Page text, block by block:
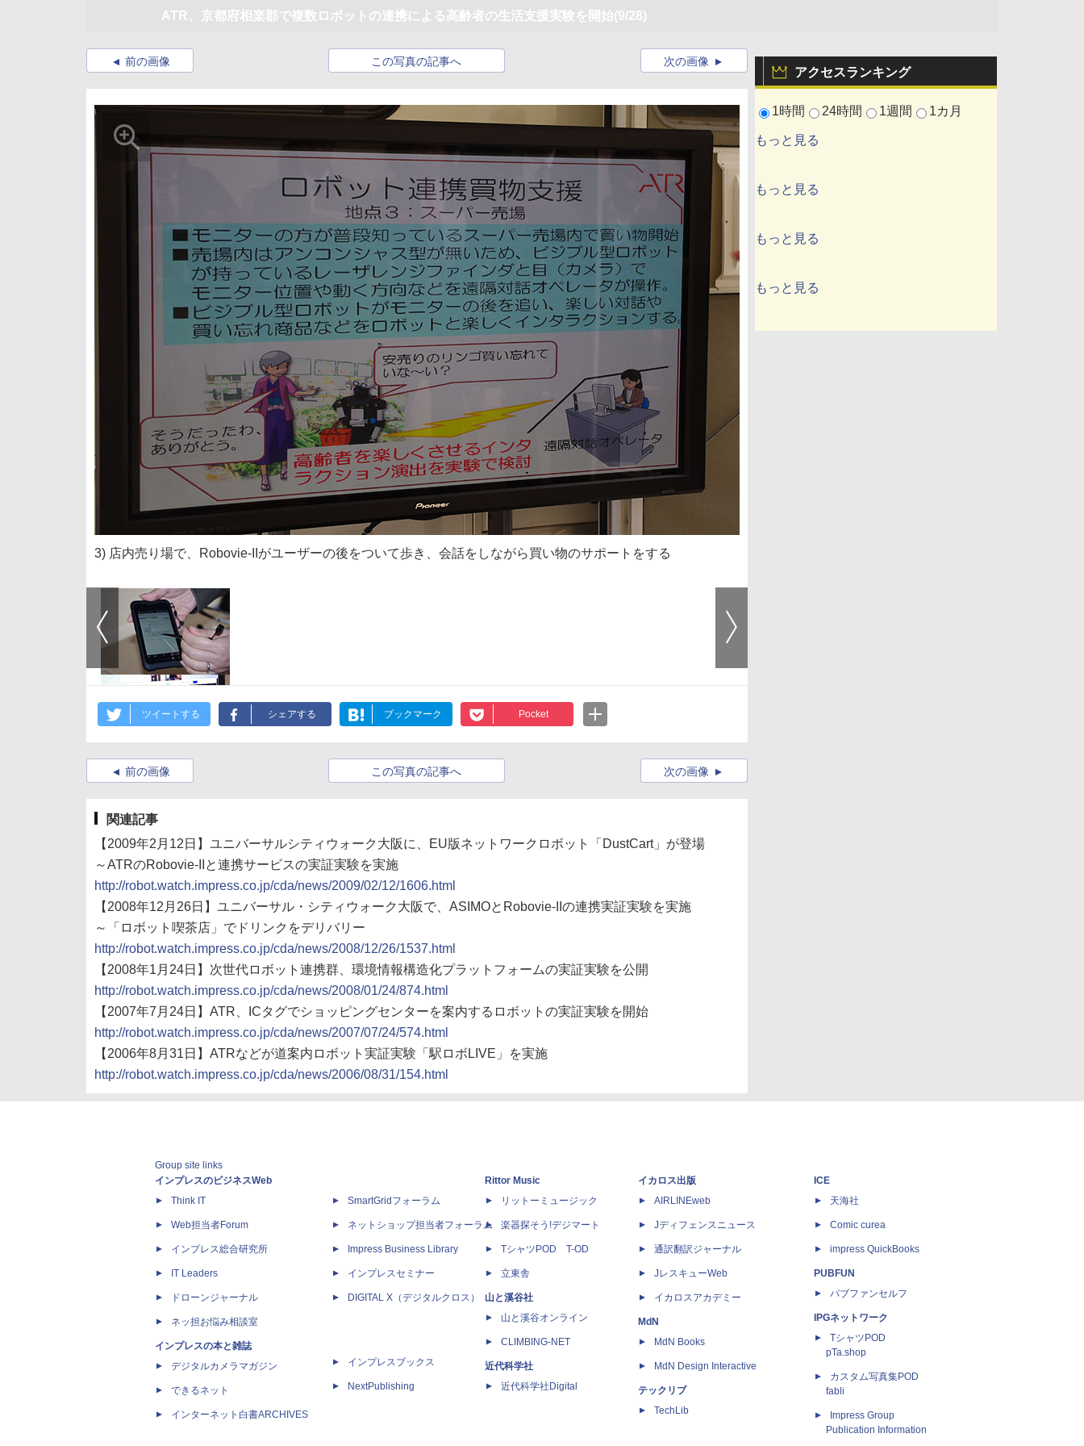
ATR、京都府相楽郡で複数ロボットの連携による高齢者の生活支援実験を開始(9/28)
アクセスランキング
1時間 24時間 1週間 1カ月
もっと見る
もっと見る
もっと見る
もっと見る
前の画像 この写真の記事へ 次の画像
3) 店内売り場で、Robovie-IIがユーザーの後をついて歩き、会話をしながら買い物のサポートをする
ツイートする シェアする ブックマーク Pocket
前の画像 この写真の記事へ 次の画像
関連記事
【2009年2月12日】ユニバーサルシティウォーク大阪に、EU版ネットワークロボット「DustCart」が登場
～ATRのRobovie-IIと連携サービスの実証実験を実施
http://robot.watch.impress.co.jp/cda/news/2009/02/12/1606.html
【2008年12月26日】ユニバーサル・シティウォーク大阪で、ASIMOとRobovie-IIの連携実証実験を実施
～「ロボット喫茶店」でドリンクをデリバリー
http://robot.watch.impress.co.jp/cda/news/2008/12/26/1537.html
【2008年1月24日】次世代ロボット連携群、環境情報構造化プラットフォームの実証実験を公開
http://robot.watch.impress.co.jp/cda/news/2008/01/24/874.html
【2007年7月24日】ATR、ICタグでショッピングセンターを案内するロボットの実証実験を開始
http://robot.watch.impress.co.jp/cda/news/2007/07/24/574.html
【2006年8月31日】ATRなどが道案内ロボット実証実験「駅ロボLIVE」を実施
http://robot.watch.impress.co.jp/cda/news/2006/08/31/154.html
Group site links
インプレスのビジネスWeb
Think IT
Web担当者Forum
インプレス総合研究所
IT Leaders
ドローンジャーナル
ネッ担お悩み相談室
インプレスの本と雑誌
デジタルカメラマガジン
できるネット
インターネット白書ARCHIVES
SmartGridフォーラム
ネットショップ担当者フォーラム
Impress Business Library
インプレスセミナー
DIGITAL X（デジタルクロス）
インプレスブックス
NextPublishing
Rittor Music
リットーミュージック
楽器探そう!デジマート
TシャツPOD T-OD
立東舎
山と溪谷社
山と溪谷オンライン
CLIMBING-NET
近代科学社
近代科学社Digital
イカロス出版
AIRLINEweb
Jディフェンスニュース
通訳翻訳ジャーナル
JレスキューWeb
イカロスアカデミー
MdN
MdN Books
MdN Design Interactive
テックリブ
TechLib
ICE
天海社
Comic curea
impress QuickBooks
PUBFUN
パブファンセルフ
IPGネットワーク
TシャツPOD
pTa.shop
カスタム写真集POD
fabli
Impress Group
Publication Information